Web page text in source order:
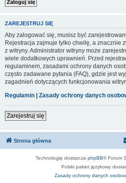
ZAREJESTRUJ SIĘ
Aby zalogować się, musisz być
Rejestracja zajmuje tylko chwilę, a znacznie
z witryny. Administrator witryny może
wiele dodatkowych uprawnień. Przed
regulaminem, zasadami ochrony danych
często zadawane pytania (FAQ), gdzie jest
zagadnień dotyczących funkcjonowania
Regulamin | Zasady ochrony danych
Zarejestruj się
Strona główna
Technologię dostarcza phpBB® Forum
Polski pakiet językowy
Zasady ochrony danych